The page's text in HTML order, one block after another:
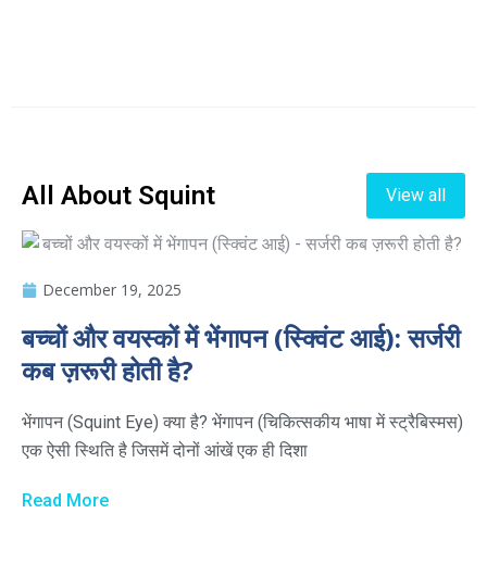
All About Squint View all
December 19, 2025
बच्चों और वयस्कों में भेंगापन (स्क्विंट आई): सर्जरी
कब ज़रूरी होती है?
भेंगापन (Squint Eye) क्या है? भेंगापन (चिकित्सकीय भाषा में स्ट्रैबिस्मस)
एक ऐसी स्थिति है जिसमें दोनों आंखें एक ही दिशा
Read More